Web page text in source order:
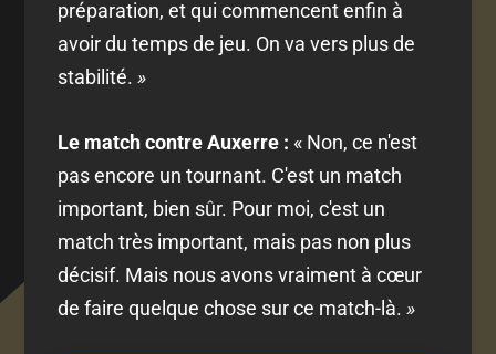
préparation, et qui commencent enfin à
avoir du temps de jeu. On va vers plus de
stabilité.»
Le match contre Auxerre : « Non, ce n'est
pas encore un tournant. C'est un match
important, bien sûr. Pour moi, c'est un
match très important, mais pas non plus
décisif. Mais nous avons vraiment à cœur
de faire quelque chose sur ce match-là.»